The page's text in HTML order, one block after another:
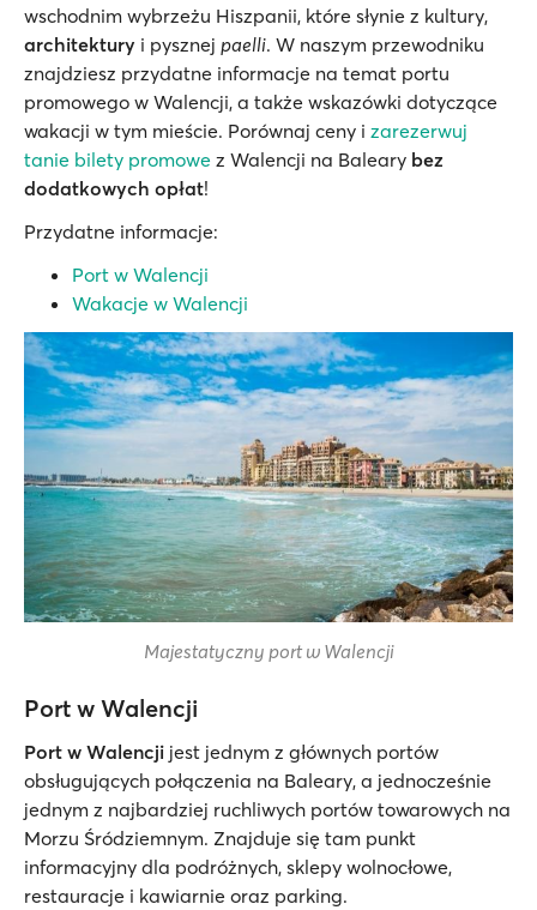
wschodnim wybrzeżu Hiszpanii, które słynie z kultury,
architektury i pysznej paelli. W naszym przewodniku
znajdziesz przydatne informacje na temat portu
promowego w Walencji, a także wskazówki dotyczące
wakacji w tym mieście. Porównaj ceny i zarezerwuj
tanie bilety promowe z Walencji na Baleary bez
dodatkowych opłat!
Przydatne informacje:
Port w Walencji
Wakacje w Walencji
Majestatyczny port w Walencji
Port w Walencji
Port w Walencji jest jednym z głównych portów
obsługujących połączenia na Baleary, a jednocześnie
jednym z najbardziej ruchliwych portów towarowych na
Morzu Śródziemnym. Znajduje się tam punkt
informacyjny dla podróżnych, sklepy wolnocłowe,
restauracje i kawiarnie oraz parking.